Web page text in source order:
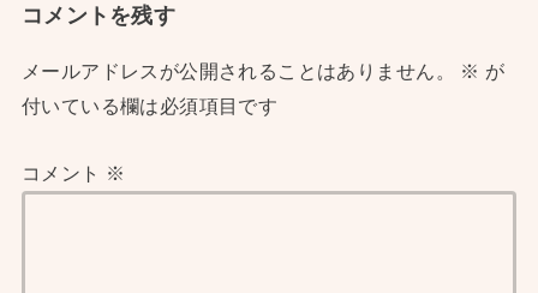
コメントを残す
メールアドレスが公開されることはありません。 ※ が
付いている欄は必須項目です
コメント ※